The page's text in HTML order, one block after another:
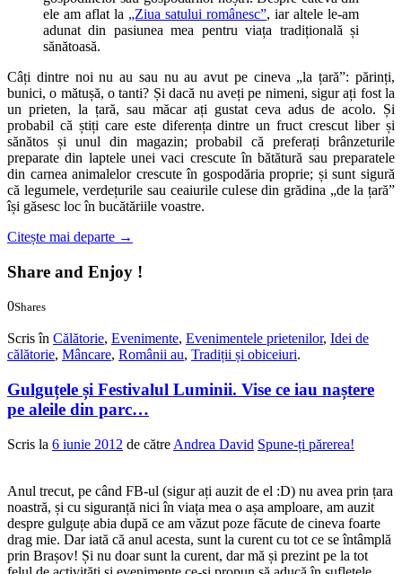
ele am aflat la „Ziua satului românesc”, iar altele le-am
adunat din pasiunea mea pentru viața tradițională și
sănătoasă.
Câți dintre noi nu au sau nu au avut pe cineva „la țară”: părinți,
bunici, o mătușă, o tanti? Și dacă nu aveți pe nimeni, sigur ați fost la
un prieten, la țară, sau măcar ați gustat ceva adus de acolo. Și
probabil că știți care este diferența dintre un fruct crescut liber și
sănătos și unul din magazin; probabil că preferați brânzeturile
preparate din laptele unei vaci crescute în bătătură sau preparatele
din carnea animalelor crescute în gospodăria proprie; și sunt sigură
că legumele, verdețurile sau ceaiurile culese din grădina „de la țară”
își găsesc loc în bucătăriile voastre.
Citește mai departe →
Share and Enjoy !
0Shares
Scris în Călătorie, Evenimente, Evenimentele prietenilor, Idei de
călătorie, Mâncare, Românii au, Tradiții și obiceiuri.
Gulguțele și Festivalul Luminii. Vise ce iau naștere
pe aleile din parc…
Scris la 6 iunie 2012 de către Andrea David Spune-ți părerea!
Anul trecut, pe când FB-ul (sigur ați auzit de el :D) nu avea prin țara
noastră, și cu siguranță nici în viața mea o așa amploare, am auzit
despre gulguțe abia după ce am văzut poze făcute de cineva foarte
drag mie. Dar iată că anul acesta, sunt la curent cu tot ce se întâmplă
prin Brașov! Și nu doar sunt la curent, dar mă și prezint pe la tot